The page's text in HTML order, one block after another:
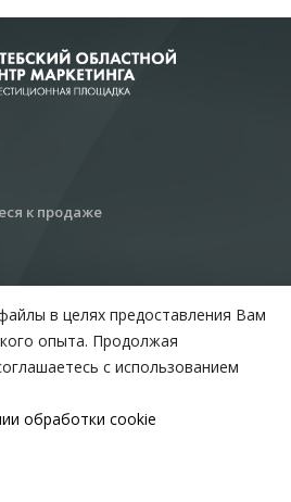
к продаже
в целях предоставления Вам
опыта. Продолжая
с использованием
обработки cookie